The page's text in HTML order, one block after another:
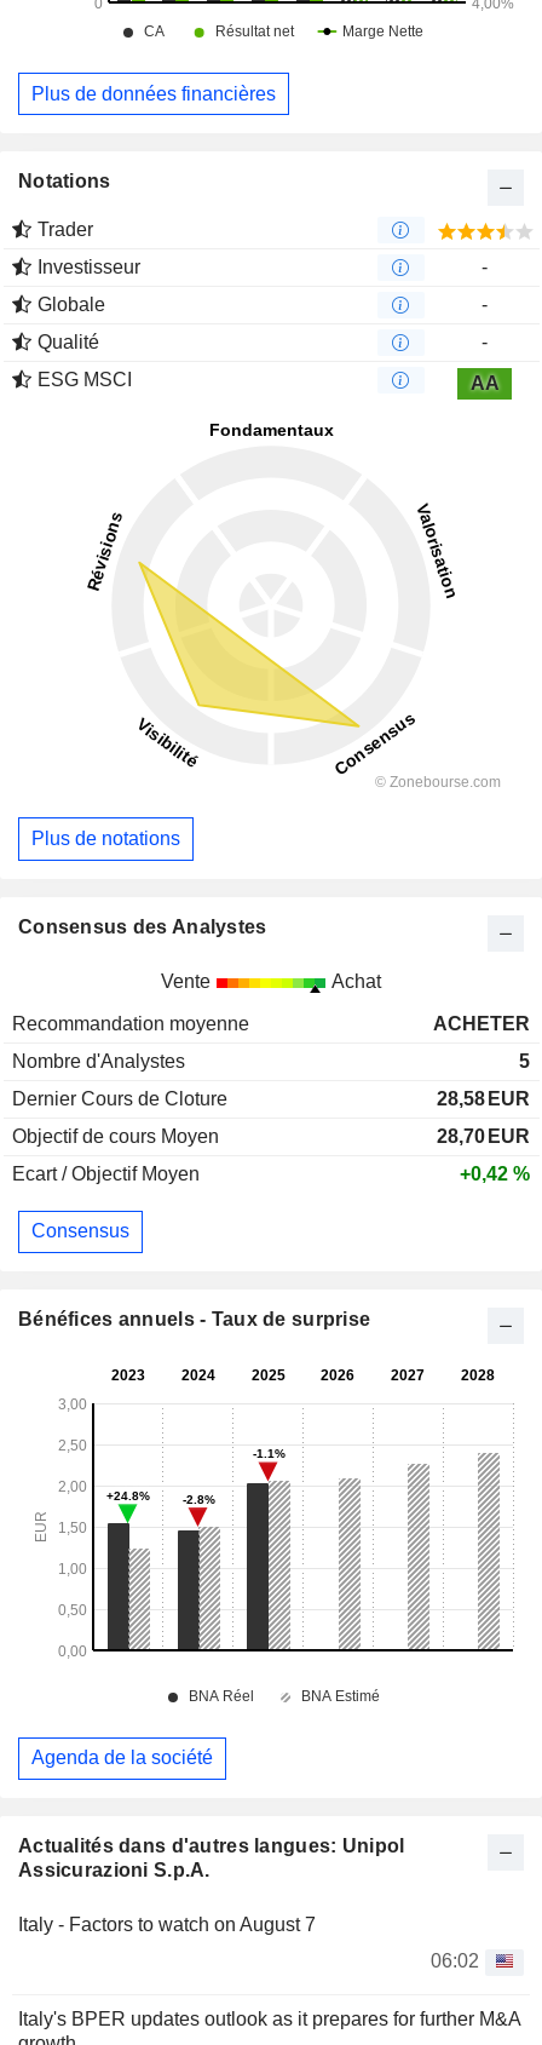
Actualités dans d'autres langues: Unipol
Assicurazioni S.p.A.
Italy - Factors to watch on August 7
06:02
Italy's BPER updates outlook as it prepares for further M&A
Plus de données financières
Notations
Trader
Investisseur
-
Globale
-
Qualité
-
ESG MSCI
AA
Plus de notations
Consensus des Analystes
Vente Achat
Recommandation moyenne
ACHETER
Nombre d'Analystes
5
Dernier Cours de Cloture
28,58 EUR
Objectif de cours Moyen
28,70 EUR
Ecart / Objectif Moyen
+0,42 %
Consensus
Bénéfices annuels - Taux de surprise
Agenda de la société